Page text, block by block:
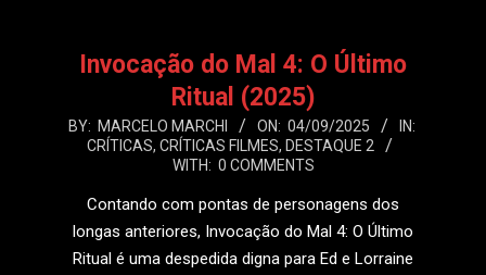
Invocação do Mal 4: O Último
Ritual (2025)
2025-
09-
BY: MARCELO MARCHI ON: 04/09/2025
IN:
CRÍTICAS, CRÍTICAS FILMES, DESTAQUE 2
WITH: 0 COMMENTS
Contando com pontas de personagens dos
longas anteriores, Invocação do Mal 4: O Último
Ritual é uma despedida digna para Ed e Lorraine